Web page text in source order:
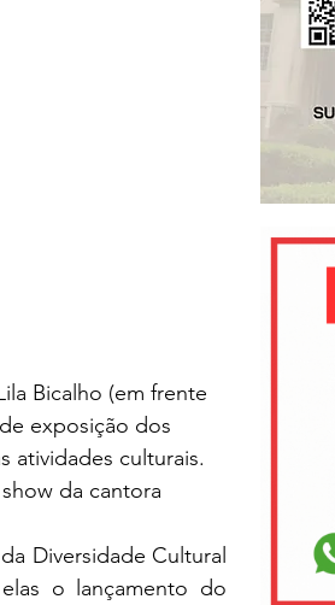
Bicalho (em frente
exposição dos
atividades culturais.
da cantora
Diversidade Cultural
o lançamento do